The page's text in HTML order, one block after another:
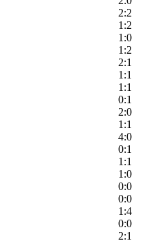
2:2
1:2
1:0
1:2
2:1
1:1
1:1
0:1
2:0
1:1
4:0
0:1
1:1
1:0
0:0
0:0
1:4
0:0
2:1